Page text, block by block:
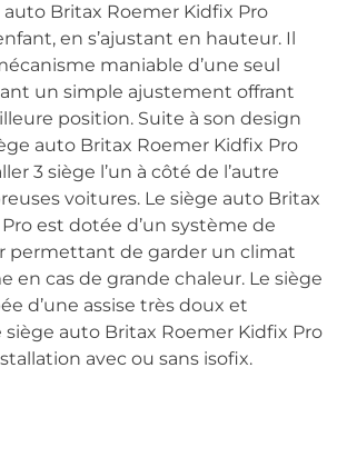
auto Britax Roemer Kidfix Pro
en s’ajustant en hauteur. Il
maniable d’une seul
un simple ajustement offrant
position. Suite à son design
auto Britax Roemer Kidfix Pro
3 siège l’un à côté de l’autre
voitures. Le siège auto Britax
est dotée d’un système de
permettant de garder un climat
en cas de grande chaleur. Le siège
d’une assise très doux et
siège auto Britax Roemer Kidfix Pro
avec ou sans isofix.